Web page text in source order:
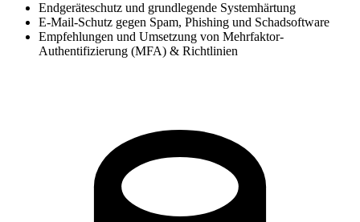
Endgeräteschutz und grundlegende Systemhärtung
E-Mail-Schutz gegen Spam, Phishing und Schadsoftware
Empfehlungen und Umsetzung von Mehrfaktor-
Authentifizierung (MFA) & Richtlinien